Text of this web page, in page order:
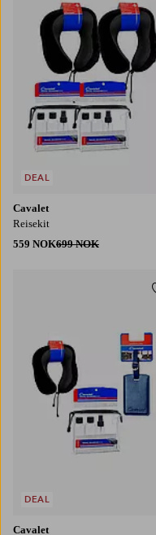
Cavalet
Reisekit
559 NOK699 NOK
DEAL
Cavalet
DEAL